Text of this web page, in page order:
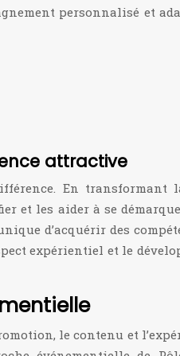
personnalisé et
attractive
En transformant
et les aider à se
d’acquérir des
expérientiel et le
le contenu et